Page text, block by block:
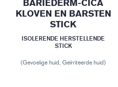
BARIÉDERM-CICA
KLOVEN EN BARSTEN
STICK
ISOLERENDE HERSTELLENDE
STICK
(Gevoelige huid, Geïrriteerde huid)